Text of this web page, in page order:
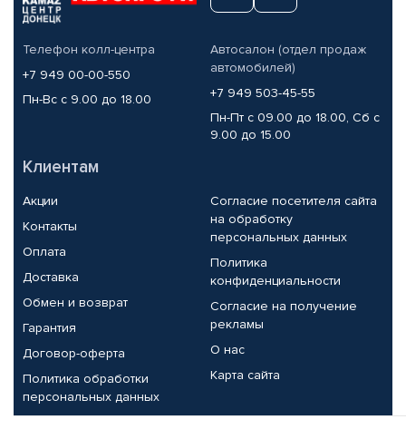
Телефон колл-центра
+7 949 00-00-550
Пн-Вс с 9.00 до 18.00
Автосалон (отдел продаж
автомобилей)
+7 949 503-45-55
Пн-Пт с 09.00 до 18.00, Сб с
9.00 до 15.00
Клиентам
Акции
Контакты
Оплата
Доставка
Обмен и возврат
Гарантия
Договор-оферта
Политика обработки
персональных данных
Согласие посетителя сайта
на обработку
персональных данных
Политика
конфиденциальности
Согласие на получение
рекламы
О нас
Карта сайта